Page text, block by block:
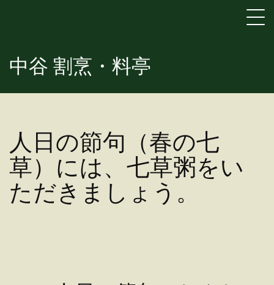
中谷 割烹・料亭
人日の節句（春の七
草）には、七草粥をい
ただきましょう。